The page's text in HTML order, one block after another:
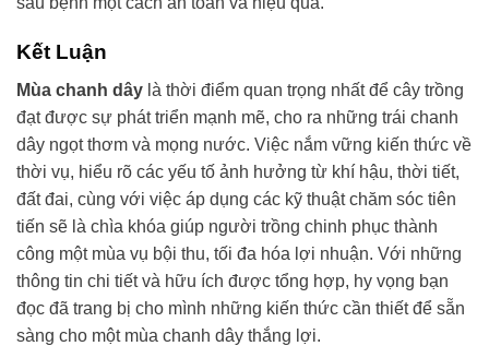
Kết Luận
Mùa chanh dây là thời điểm quan trọng nhất để cây trồng
đạt được sự phát triển mạnh mẽ, cho ra những trái chanh
dây ngọt thơm và mọng nước. Việc nắm vững kiến thức về
thời vụ, hiểu rõ các yếu tố ảnh hưởng từ khí hậu, thời tiết,
đất đai, cùng với việc áp dụng các kỹ thuật chăm sóc tiên
tiến sẽ là chìa khóa giúp người trồng chinh phục thành
công một mùa vụ bội thu, tối đa hóa lợi nhuận. Với những
thông tin chi tiết và hữu ích được tổng hợp, hy vọng bạn
đọc đã trang bị cho mình những kiến thức cần thiết để sẵn
sàng cho một mùa chanh dây thắng lợi.